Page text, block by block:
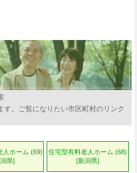
。ご覧になりたい市区町村のリンク
人ホーム (69)
県]
住宅型有料老人ホーム (68)
[新潟県]